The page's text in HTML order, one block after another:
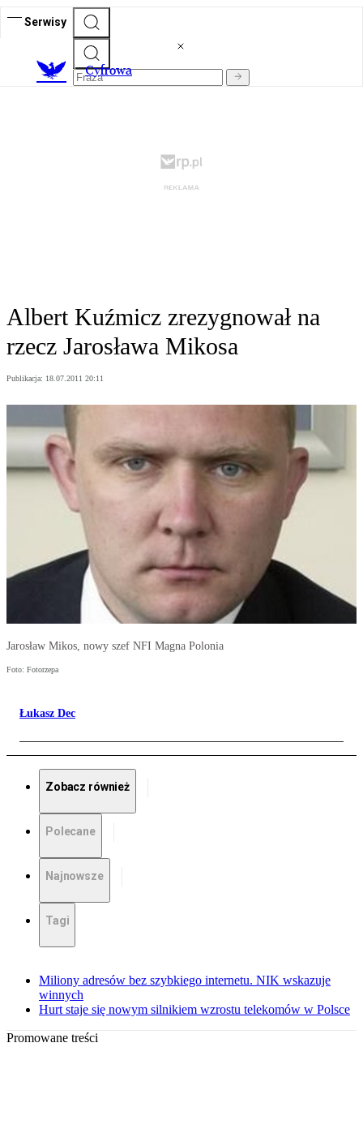
Serwisy
Cyfrowa
Albert Kuźmicz zrezygnował na
rzecz Jarosława Mikosa
Publikacja: 18.07.2011 20:11
Jarosław Mikos, nowy szef NFI Magna Polonia
Foto: Fotorzepa
Łukasz Dec
Zobacz również
Polecane
Najnowsze
Tagi
Miliony adresów bez szybkiego internetu. NIK wskazuje
winnych
Hurt staje się nowym silnikiem wzrostu telekomów w Polsce
Promowane treści